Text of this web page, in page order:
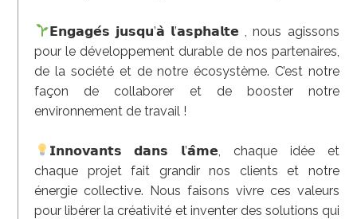
𝗘𝗻𝗴𝗮𝗴𝗲́𝘀 𝗷𝘂𝘀𝗾𝘂’𝗮̀ 𝗹’𝗮𝘀𝗽𝗵𝗮𝗹𝘁𝗲 , nous agissons
pour le développement durable de nos partenaires,
de la société et de notre écosystème. C’est notre
façon de collaborer et de booster notre
environnement de travail !
𝗜𝗻𝗻𝗼𝘃𝗮𝗻𝘁𝘀 𝗱𝗮𝗻𝘀 𝗹’𝗮̂𝗺𝗲, chaque idée et
chaque projet fait grandir nos clients et notre
énergie collective. Nous faisons vivre ces valeurs
pour libérer la créativité et inventer des solutions qui